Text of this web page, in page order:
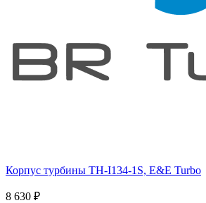
Корпус турбины TH-I134-1S, E&E Turbo
8 630 ₽